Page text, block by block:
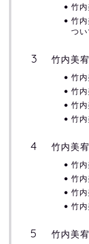
竹
竹
つい
竹内美
竹
竹
竹
竹
竹内美
竹
竹
竹
竹
竹内美